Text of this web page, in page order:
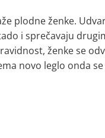
plodne ženke.
i sprečavaju
ženke se
novo leglo onda